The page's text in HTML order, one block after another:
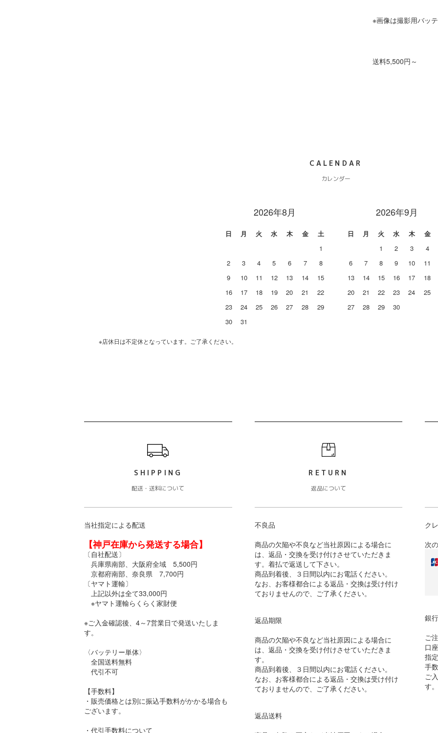
※画像は撮影用バッ
送料5,500円～
CALENDAR
カレンダー
2026年8月
日 月 火 水 木 金
土
1
2
3 4 5 6 7
8
9
10 11 12 13 14
15
16
17 18 19 20 21
22
23
24 25 26 27 28
29
30
31
2026年9月
日 月 火 水 木 金
1
2 3 4
6
7 8 9 10 11
13
14 15 16 17 18
20
21 22 23 24 25
27
28 29 30
※店休日は不定休となっています。ご了承ください。
SHIPPING
配送・送料について
当社指定による配送
【神戸在庫から発送する場合】
〔自社配送〕
兵庫県南部、大阪府全域 5,500円
京都府南部、奈良県 7,700円
〔ヤマト運輸〕
上記以外は全て33,000円
※ヤマト運輸らくらく家財便
※ご入金確認後、4～7営業日で発送いたしま
す。
〈バッテリー単体〉
全国送料無料
代引不可
【手数料】
・販売価格とは別に振込手数料がかかる場合も
ございます。
・代引手数料について
RETURN
返品について
不良品
商品の欠陥や不良など当社原因による場合に
は、返品・交換を受け付けさせていただきま
す。着払で返送して下さい。
商品到着後、３日間以内にお電話ください。
なお、お客様都合による返品・交換は受け付け
ておりませんので、ご了承ください。
返品期限
商品の欠陥や不良など当社原因による場合に
は、返品・交換を受け付けさせていただきま
す。
商品到着後、３日間以内にお電話ください。
なお、お客様都合による返品・交換は受け付け
ておりませんので、ご了承ください。
返品送料
ク
次
銀
ご
口
指
手
ご
す。